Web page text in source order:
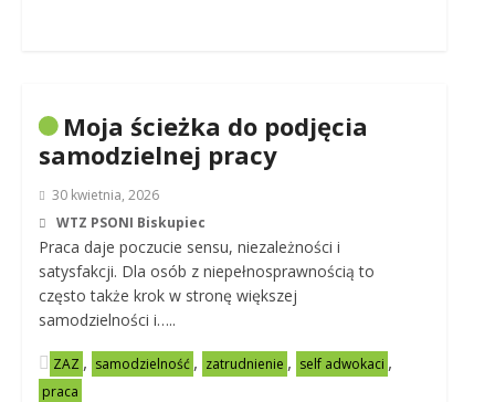
Moja ścieżka do podjęcia
samodzielnej pracy
30 kwietnia, 2026
WTZ PSONI Biskupiec
Praca daje poczucie sensu, niezależności i
satysfakcji. Dla osób z niepełnosprawnością to
często także krok w stronę większej
samodzielności i…..
ZAZ , samodzielność , zatrudnienie , self adwokaci ,
praca